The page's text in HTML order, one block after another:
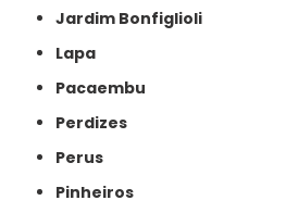
Jardim Bonfiglioli
Lapa
Pacaembu
Perdizes
Perus
Pinheiros